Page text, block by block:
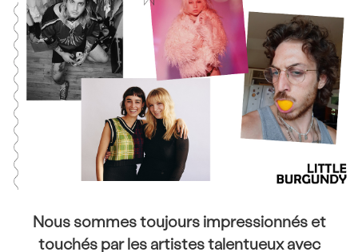
Nous sommes toujours impressionnés et
touchés par les artistes talentueux avec